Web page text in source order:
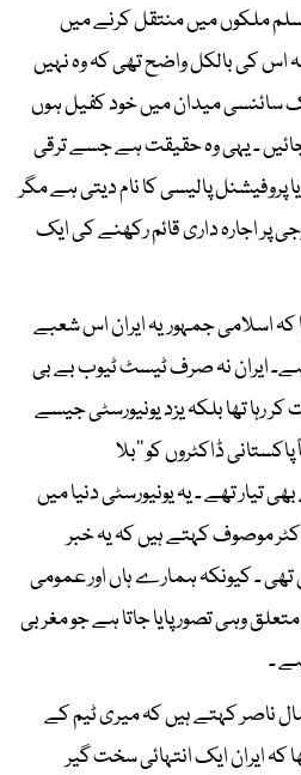
ملکوں میں منتقل کرنے میں
اس کی بالکل واضح تھی کہ وہ نہیں
سائنسی میدان میں خود کفیل ہوں
۔ یہی وہ حقیقت ہے جسے ترقی
پروفیشنل پالیسی کا نام دیتی ہے مگر
پر اجارہ داری قائم رکھنے کی ایک
اسلامی جمہوریہ ایران اس شعبے
ایران نہ صرف ٹیسٹ ٹیوب بے بی
رہا تھا بلکہ یزد یونیورسٹی جیسے
ڈاکٹروں کو ’’بلا
تیار تھے ۔ یہ یونیورسٹی دنیا میں
موصوف کہتے ہیں کہ یہ خبر
۔ کیونکہ ہمارے ہاں اور عمومی
وہی تصور پایا جاتا ہے جو مغربی
۔
ناصر کہتے ہیں کہ میری ٹیم کے
کہ ایران ایک انتہائی سخت گیر